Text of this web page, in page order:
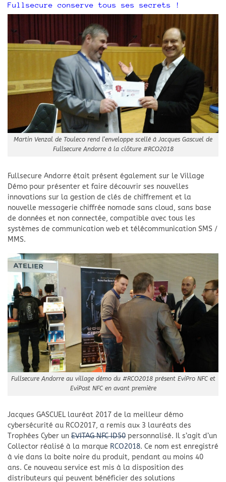
Fullsecure conserve tous ses secrets !
Martin Venzal de Touleco rend l’enveloppe scellé à Jacques Gascuel de
Fullsecure Andorre à la clôture #RCO2018
Fullsecure Andorre était présent également sur le Village
Démo pour présenter et faire découvrir ses nouvelles
innovations sur la gestion de clés de chiffrement et la
nouvelle messagerie chiffrée nomade sans cloud, sans base
de données et non connectée, compatible avec tous les
systèmes de communication web et télécommunication SMS /
MMS.
Fullsecure Andorre au village démo du #RCO2018 présent EviPro NFC et
EviPost NFC en avant première
Jacques GASCUEL lauréat 2017 de la meilleur démo
cybersécurité au RCO2017, a remis aux 3 lauréats des
Trophées Cyber un EVITAG NFC ID50 personnalisé. Il s’agit d’un
Collector réalisé à la marque RCO2018. Ce nom est enregistré
à vie dans la boite noire du produit, pendant au moins 40
ans. Ce nouveau service est mis à la disposition des
distributeurs qui peuvent bénéficier des solutions